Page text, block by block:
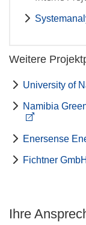
Weitere
University of
Namibia
Enersense
Fichtner
Ihre